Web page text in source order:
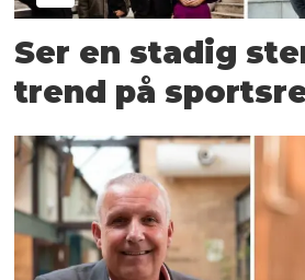
Ser en stadig
trend på